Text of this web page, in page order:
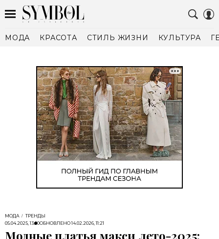
МОДА КРАСОТА СТИЛЬ ЖИЗНИ КУЛЬТУРА
МОДА
ТРЕНДЫ
05.04.2025, 13:00ОБНОВЛЕНО14.02.2026, 11:21
Модные платья макси лето-2025: